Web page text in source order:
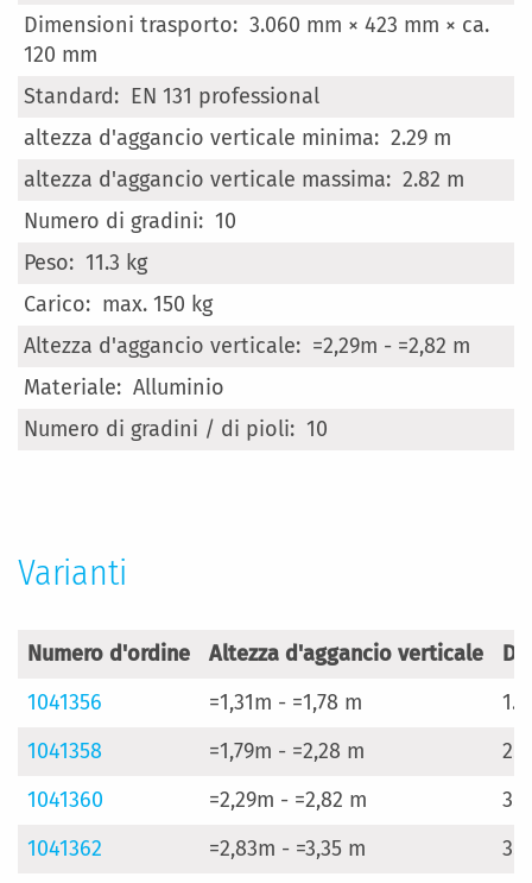
3.060 mm × 423 mm × ca.
120 mm
EN 131 professional
2.29 m
2.82 m
10
11.3 kg
max. 150 kg
=2,29m - =2,82 m
Alluminio
10
Varianti
Numero d'ordine Altezza d'aggancio verticale
1041356
=1,31m - =1,78 m
1041358
=1,79m - =2,28 m
1041360
=2,29m - =2,82 m
1041362
=2,83m - =3,35 m